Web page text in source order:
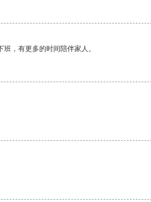
，有更多的时间陪伴家人。